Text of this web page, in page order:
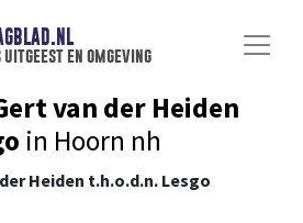
en omgeving
van der Heiden
in Hoorn nh
Heiden t.h.o.d.n. Lesgo